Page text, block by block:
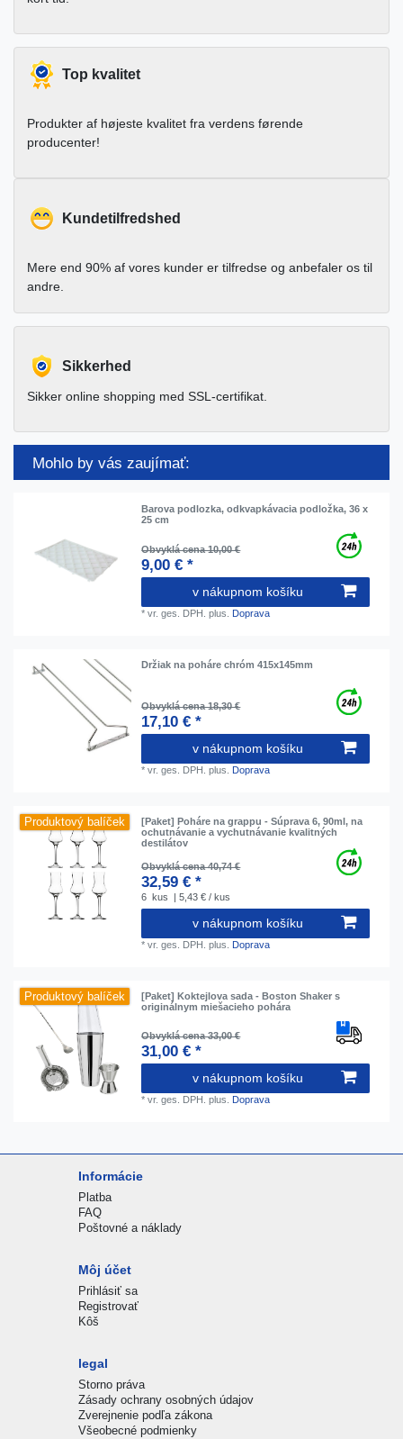
Top kvalitet
Produkter af højeste kvalitet fra verdens førende
producenter!
Kundetilfredshed
Mere end 90% af vores kunder er tilfredse og anbefaler os til
andre.
Sikkerhed
Sikker online shopping med SSL-certifikat.
Mohlo by vás zaujímať:
Barova podlozka, odkvapkávacia podložka, 36 x
25 cm
Obvyklá cena 10,00 €
9,00 € *
v nákupnom košíku
*vr. ges. DPH. plus. Doprava
Držiak na poháre chróm 415x145mm
Obvyklá cena 18,30 €
17,10 € *
v nákupnom košíku
*vr. ges. DPH. plus. Doprava
Produktový balíček
[Paket] Poháre na grappu - Súprava 6, 90ml, na
ochutnávanie a vychutnávanie kvalitných
destilátov
Obvyklá cena 40,74 €
32,59 € *
6 kus | 5,43 € / kus
v nákupnom košíku
*vr. ges. DPH. plus. Doprava
Produktový balíček
[Paket] Koktejlova sada - Boston Shaker s
originálnym miešacieho pohára
Obvyklá cena 33,00 €
31,00 € *
v nákupnom košíku
*vr. ges. DPH. plus. Doprava
Informácie
Platba
FAQ
Poštovné a náklady
Môj účet
Prihlásiť sa
Registrovať
Kôš
legal
Storno práva
Zásady ochrany osobných údajov
Zverejnenie podľa zákona
Všeobecné podmienky